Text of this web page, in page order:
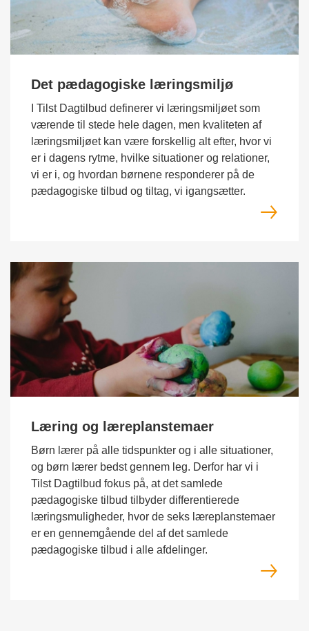
Det pædagogiske læringsmiljø
I Tilst Dagtilbud definerer vi læringsmiljøet som
værende til stede hele dagen, men kvaliteten af
læringsmiljøet kan være forskellig alt efter, hvor vi
er i dagens rytme, hvilke situationer og relationer,
vi er i, og hvordan børnene responderer på de
pædagogiske tilbud og tiltag, vi igangsætter.
Læring og læreplanstemaer
Børn lærer på alle tidspunkter og i alle situationer,
og børn lærer bedst gennem leg. Derfor har vi i
Tilst Dagtilbud fokus på, at det samlede
pædagogiske tilbud tilbyder differentierede
læringsmuligheder, hvor de seks læreplanstemaer
er en gennemgående del af det samlede
pædagogiske tilbud i alle afdelinger.